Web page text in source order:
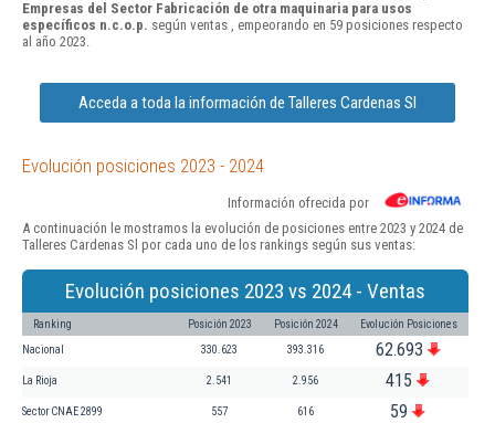
Empresas del Sector Fabricación de otra maquinaria para usos
específicos n.c.o.p. según ventas , empeorando en 59 posiciones respecto
al año 2023.
Acceda a toda la información de Talleres Cardenas Sl
Evolución posiciones 2023 - 2024
Información ofrecida por
A continuación le mostramos la evolución de posiciones entre 2023 y 2024 de
Talleres Cardenas Sl por cada uno de los rankings según sus ventas:
Evolución posiciones 2023 vs 2024 - Ventas
Ranking Posición 2023 Posición 2024 Evolución Posiciones
Nacional 330.623 393.316 62.693
La Rioja 2.541 2.956 415
Sector CNAE 2899 557 616 59